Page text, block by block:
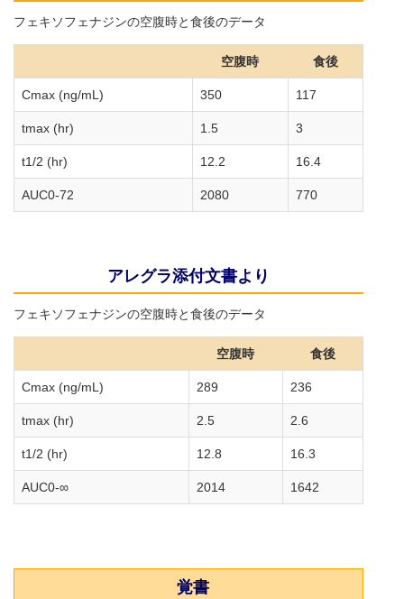
フェキソフェナジンの空腹時と食後のデータ
空腹時 食後
Cmax (ng/mL) 350 117
tmax (hr) 1.5 3
t1/2 (hr) 12.2 16.4
AUC0-72 2080 770
アレグラ添付文書より
フェキソフェナジンの空腹時と食後のデータ
空腹時 食後
Cmax (ng/mL) 289 236
tmax (hr) 2.5 2.6
t1/2 (hr) 12.8 16.3
AUC0-∞ 2014 1642
覚書